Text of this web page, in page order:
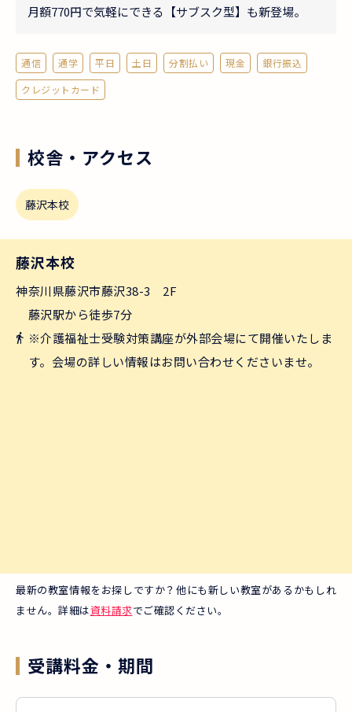
月額770円で気軽にできる【サブスク型】も新登場。
通信 通学 平日 土日 分割払い 現金
銀行振込
クレジットカード
校舎・アクセス
藤沢本校
藤沢本校
神奈川県藤沢市藤沢38-3 2F
藤沢駅から徒歩7分
※介護福祉士受験対策講座が外部会場にて開催いたしま
す。会場の詳しい情報はお問い合わせくださいませ。
最新の教室情報をお探しですか？他にも新しい教室があるかもしれ
ません。詳細は資料請求でご確認ください。
受講料金・期間